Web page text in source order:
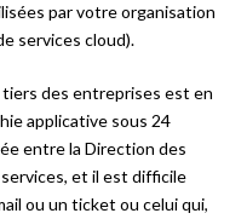
par votre organisation
services cloud).
des entreprises est en
applicative sous 24
entre la Direction des
et il est difficile
ou un ticket ou celui qui,